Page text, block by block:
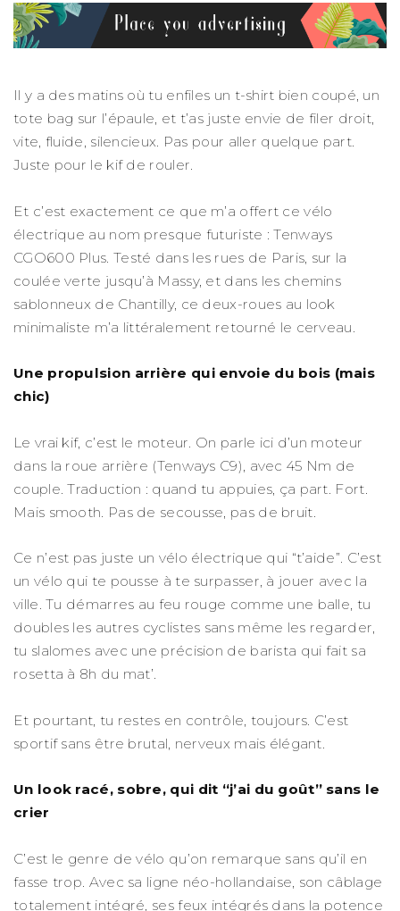
Il y a des matins où tu enfiles un t-shirt bien coupé, un
tote bag sur l’épaule, et t’as juste envie de filer droit,
vite, fluide, silencieux. Pas pour aller quelque part.
Juste pour le kif de rouler.
Et c’est exactement ce que m’a offert ce vélo
électrique au nom presque futuriste : Tenways
CGO600 Plus. Testé dans les rues de Paris, sur la
coulée verte jusqu’à Massy, et dans les chemins
sablonneux de Chantilly, ce deux-roues au look
minimaliste m’a littéralement retourné le cerveau.
Une propulsion arrière qui envoie du bois (mais
chic)
Le vrai kif, c’est le moteur. On parle ici d’un moteur
dans la roue arrière (Tenways C9), avec 45 Nm de
couple. Traduction : quand tu appuies, ça part. Fort.
Mais smooth. Pas de secousse, pas de bruit.
Ce n’est pas juste un vélo électrique qui “t’aide”. C’est
un vélo qui te pousse à te surpasser, à jouer avec la
ville. Tu démarres au feu rouge comme une balle, tu
doubles les autres cyclistes sans même les regarder,
tu slalomes avec une précision de barista qui fait sa
rosetta à 8h du mat’.
Et pourtant, tu restes en contrôle, toujours. C’est
sportif sans être brutal, nerveux mais élégant.
Un look racé, sobre, qui dit “j’ai du goût” sans le
crier
C’est le genre de vélo qu’on remarque sans qu’il en
fasse trop. Avec sa ligne néo-hollandaise, son câblage
totalement intégré, ses feux intégrés dans la potence